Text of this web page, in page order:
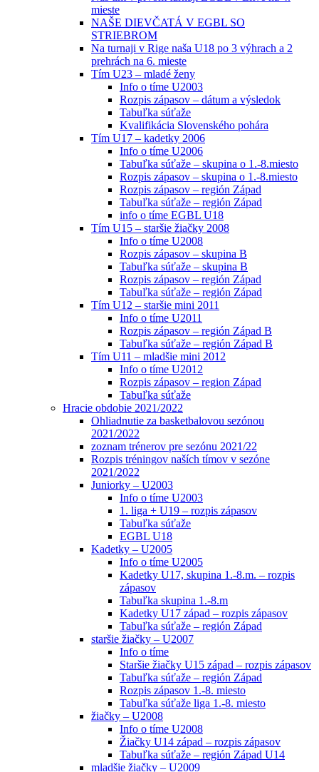
mieste
NAŠE DIEVČATÁ V EGBL SO
STRIEBROM
Na turnaji v Rige naša U18 po 3 výhrach a 2
prehrách na 6. mieste
Tím U23 – mladé ženy
Info o tíme U2003
Rozpis zápasov – dátum a výsledok
Tabuľka súťaže
Kvalifikácia Slovenského pohára
Tím U17 – kadetky 2006
Info o tíme U2006
Tabuľka súťaže – skupina o 1.-8.miesto
Rozpis zápasov – skupina o 1.-8.miesto
Rozpis zápasov – región Západ
Tabuľka súťaže – región Západ
info o tíme EGBL U18
Tím U15 – staršie žiačky 2008
Info o tíme U2008
Rozpis zápasov – skupina B
Tabuľka súťaže – skupina B
Rozpis zápasov – región Západ
Tabuľka súťaže – región Západ
Tím U12 – staršie mini 2011
Info o tíme U2011
Rozpis zápasov – región Západ B
Tabuľka súťaže – región Západ B
Tím U11 – mladšie mini 2012
Info o tíme U2012
Rozpis zápasov – region Západ
Tabuľka súťaže
Hracie obdobie 2021/2022
Ohliadnutie za basketbalovou sezónou
2021/2022
zoznam trénerov pre sezónu 2021/22
Rozpis tréningov naších tímov v sezóne
2021/2022
Juniorky – U2003
Info o tíme U2003
1. liga + U19 – rozpis zápasov
Tabuľka súťaže
EGBL U18
Kadetky – U2005
Info o tíme U2005
Kadetky U17, skupina 1.-8.m. – rozpis
zápasov
Tabuľka skupina 1.-8.m
Kadetky U17 západ – rozpis zápasov
Tabuľka súťaže – región Západ
staršie žiačky – U2007
Info o tíme
Staršie žiačky U15 západ – rozpis zápasov
Tabuľka súťaže – región Západ
Rozpis zápasov 1.-8. miesto
Tabuľka súťaže liga 1.-8. miesto
žiačky – U2008
Info o tíme U2008
Žiačky U14 západ – rozpis zápasov
Tabuľka súťaže – región Západ U14
mladšie žiačky – U2009